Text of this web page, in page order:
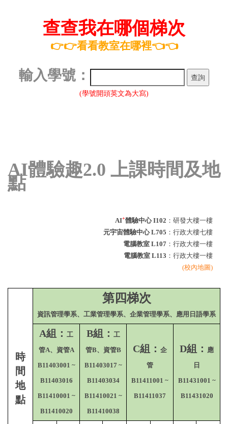
查查我在哪個梯次
👉👉看看教室在哪裡👈👈
輸入學號：
(學號開頭英文為大寫)
AI體驗趣2.0 上課時間及地
點
AI+體驗中心 I102 ：研發大樓一樓
元宇宙體驗中心 L705 ：行政大樓七樓
電腦教室 L107 ：行政大樓一樓
電腦教室 L113 ：行政大樓一樓
(校內地圖)
時
間
地
點
第四梯次
資訊管理學系、工業管理學系、企業管理學系、應用日語學系
A組： 工
管A、資管A
B11403001 ~
B11403016
B11410001 ~
B11410020
B組： 工
管B、資管B
B11403017 ~
B11403034
B11410021 ~
B11410038
C組： 企
管
B11411001 ~
B11411037
D組： 應
日
B11431001 ~
B11431020